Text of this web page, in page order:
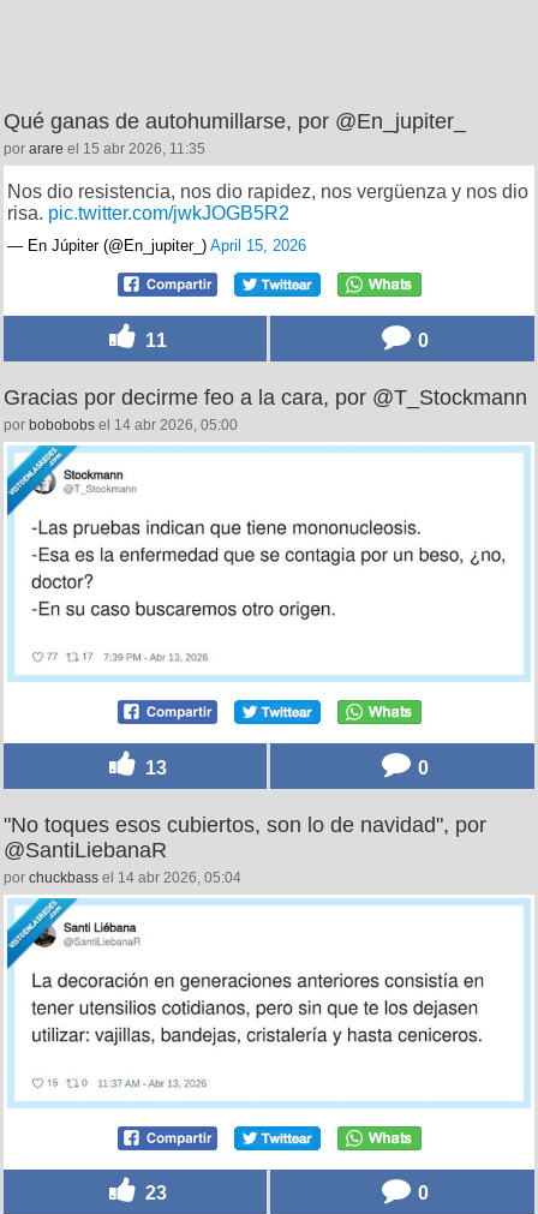
Qué ganas de autohumillarse, por @En_jupiter_
por arare el 15 abr 2026, 11:35
Nos dio resistencia, nos dio rapidez, nos vergüenza y nos dio
risa. pic.twitter.com/jwkJOGB5R2
— En Júpiter (@En_jupiter_) April 15, 2026
11 0
Gracias por decirme feo a la cara, por @T_Stockmann
por bobobobs el 14 abr 2026, 05:00
13 0
"No toques esos cubiertos, son lo de navidad", por
@SantiLiebanaR
por chuckbass el 14 abr 2026, 05:04
23 0